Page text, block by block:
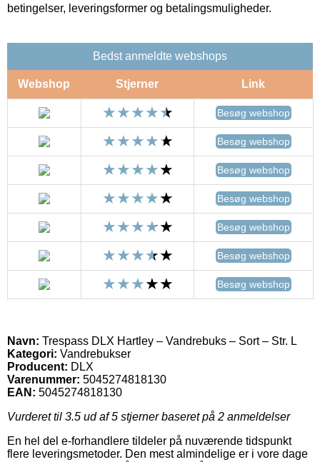
betingelser, leveringsformer og betalingsmuligheder.
Bedst anmeldte webshops
Webshop Stjerner Link
Besøg webshop
Besøg webshop
Besøg webshop
Besøg webshop
Besøg webshop
Besøg webshop
Besøg webshop
Navn: Trespass DLX Hartley – Vandrebuks – Sort – Str. L
Kategori: Vandrebukser
Producent: DLX
Varenummer: 5045274818130
EAN: 5045274818130
Vurderet til 3.5 ud af 5 stjerner baseret på 2 anmeldelser
En hel del e-forhandlere tildeler på nuværende tidspunkt
flere leveringsmetoder. Den mest almindelige er i vore dage